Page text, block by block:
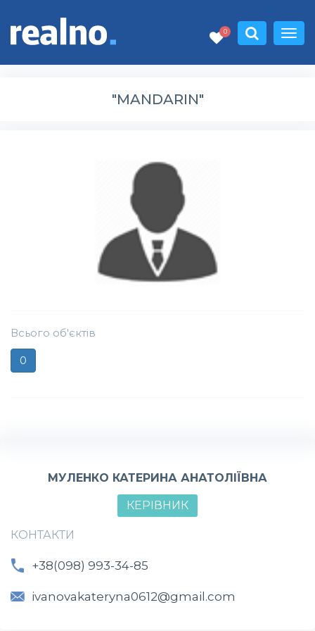
0
"MANDARIN"
Всього об'єктів
0
МУЛЕНКО КАТЕРИНА АНАТОЛІЇВНА
КЕРІВНИК
КОНТАКТИ
+38(098) 993-34-85
ivanovakateryna0612@gmail.com